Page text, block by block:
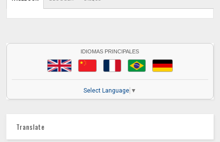
IDIOMAS PRINCIPALES
Select Language ▼
Translate